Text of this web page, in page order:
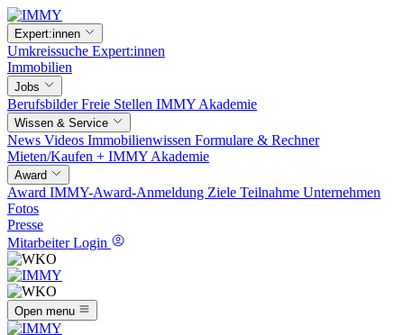
Expert:innen
Umkreissuche Expert:innen
Immobilien
Jobs
BerufsbilderFreie Stellen IMMY Akademie
Wissen & Service
News Videos Immobilienwissen Formulare & Rechner
Mieten/Kaufen + IMMY Akademie
Award
Award IMMY-Award-Anmeldung Ziele Teilnahme Unternehmen
Fotos
Presse
Mitarbeiter Login
Open menu